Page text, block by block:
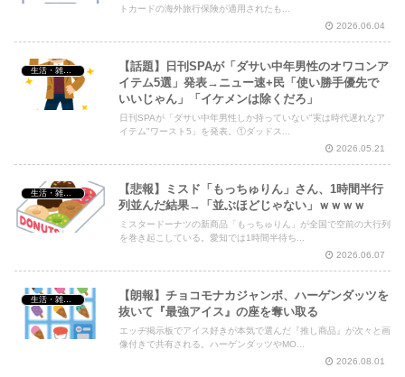
トカードの海外旅行保険が適用されたも...
2026.06.04
生活・雑談・恋愛
【話題】日刊SPAが「ダサい中年男性のオワコンア
イテム5選」発表→ニュー速+民「使い勝手優先で
いいじゃん」「イケメンは除くだろ」
日刊SPAが「ダサい中年男性しか持っていない"実は時代遅れなア
イテム"ワースト5」を発表。①ダッドス...
2026.05.21
生活・雑談・恋愛
【悲報】ミスド「もっちゅりん」さん、1時間半行
列並んだ結果→「並ぶほどじゃない」ｗｗｗｗ
ミスタードーナツの新商品「もっちゅりん」が全国で空前の大行列
を巻き起こしている。愛知では1時間半待ち...
2026.06.07
【朗報】チョコモナカジャンボ、ハーゲンダッツを
抜いて『最強アイス』の座を奪い取る
エッヂ掲示板でアイス好きが本気で選んだ『推し商品』が次々と画
像付きで共有される。ハーゲンダッツやMO...
2026.08.01